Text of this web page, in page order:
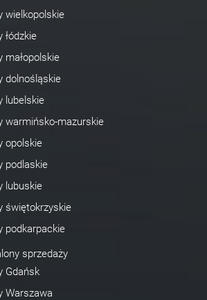
wielkopolskie
łódzkie
małopolskie
dolnośląskie
lubelskie
warmińsko-mazurskie
opolskie
podlaskie
lubuskie
świętokrzyskie
podkarpackie
sprzedaży
Gdańsk
Warszawa